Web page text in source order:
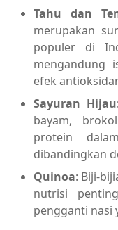
Tahu dan
merupakan
populer di
mengandung
efek
Sayuran Hijau
bayam,
protein
dibandingkan
Quinoa: Biji-
nutrisi
pengganti nasi